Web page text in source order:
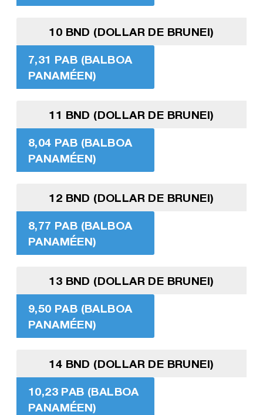
10 BND (DOLLAR DE BRUNEI)
7,31 PAB (BALBOA
PANAMÉEN)
11 BND (DOLLAR DE BRUNEI)
8,04 PAB (BALBOA
PANAMÉEN)
12 BND (DOLLAR DE BRUNEI)
8,77 PAB (BALBOA
PANAMÉEN)
13 BND (DOLLAR DE BRUNEI)
9,50 PAB (BALBOA
PANAMÉEN)
14 BND (DOLLAR DE BRUNEI)
10,23 PAB (BALBOA
PANAMÉEN)